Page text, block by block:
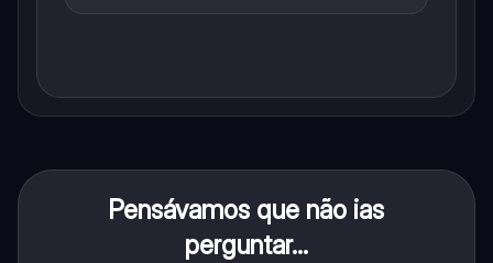
Pensávamos que não ias
perguntar...